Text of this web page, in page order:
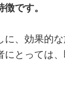
です。
に、効果的
にとっては